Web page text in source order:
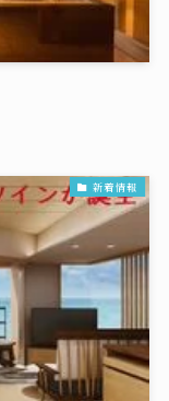
新着情報